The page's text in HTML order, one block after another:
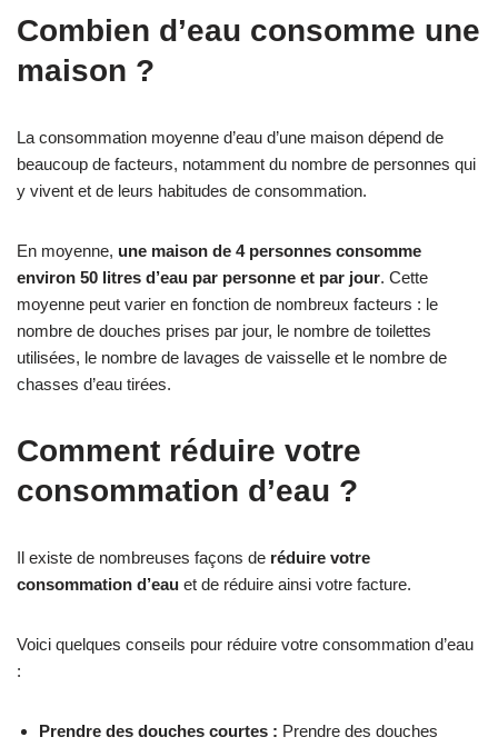
Combien d’eau consomme une
maison ?
La consommation moyenne d’eau d’une maison dépend de
beaucoup de facteurs, notamment du nombre de personnes qui
y vivent et de leurs habitudes de consommation.
En moyenne, une maison de 4 personnes consomme
environ 50 litres d’eau par personne et par jour. Cette
moyenne peut varier en fonction de nombreux facteurs : le
nombre de douches prises par jour, le nombre de toilettes
utilisées, le nombre de lavages de vaisselle et le nombre de
chasses d’eau tirées.
Comment réduire votre
consommation d’eau ?
Il existe de nombreuses façons de réduire votre
consommation d’eau et de réduire ainsi votre facture.
Voici quelques conseils pour réduire votre consommation d’eau
:
Prendre des douches courtes : Prendre des douches